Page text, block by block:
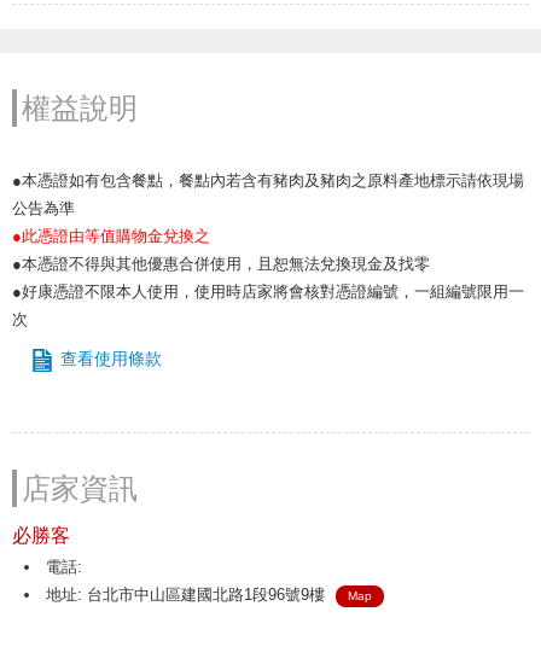
權益說明
●本憑證如有包含餐點，餐點內若含有豬肉及豬肉之原料產地標示請依現場
公告為準
●此憑證由等值購物金兌換之
●本憑證不得與其他優惠合併使用，且恕無法兌換現金及找零
●好康憑證不限本人使用，使用時店家將會核對憑證編號，一組編號限用一
次
查看使用條款
店家資訊
必勝客
電話:
地址: 台北市中山區建國北路1段96號9樓
Map